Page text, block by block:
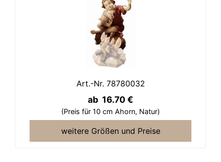
Art.-Nr. 78780032
ab 16.70 €
(Preis für 10 cm Ahorn, Natur)
weitere Größen und Preise